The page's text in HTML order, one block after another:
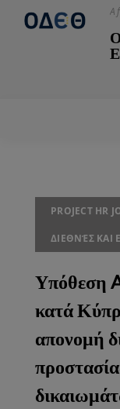
PROJECT HR
ΔΙΕΘΝΈΣ ΚΑΙ
Υπόθεση
κατά
απονομή